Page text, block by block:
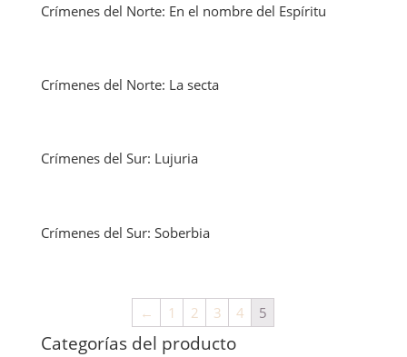
Crímenes del Norte: En el nombre del Espíritu
Crímenes del Norte: La secta
Crímenes del Sur: Lujuria
Crímenes del Sur: Soberbia
← 1 2 3 4 5
Categorías del producto